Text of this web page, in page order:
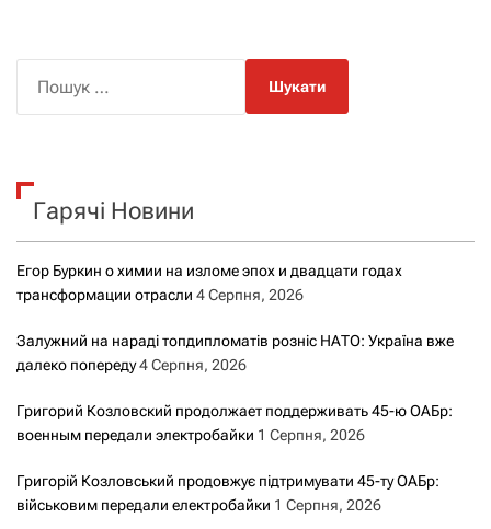
к
Гарячі Новини
Егор Буркин о химии на изломе эпох и двадцати годах
трансформации отрасли 4 Серпня, 2026
Залужний на нараді топдипломатів розніс НАТО: Україна вже
далеко попереду4 Серпня, 2026
Григорий Козловский продолжает поддерживать 45-ю ОАБр:
военным передали электробайки 1 Серпня, 2026
Григорій Козловський продовжує підтримувати 45-ту ОАБр:
військовим передали електробайки 1 Серпня, 2026